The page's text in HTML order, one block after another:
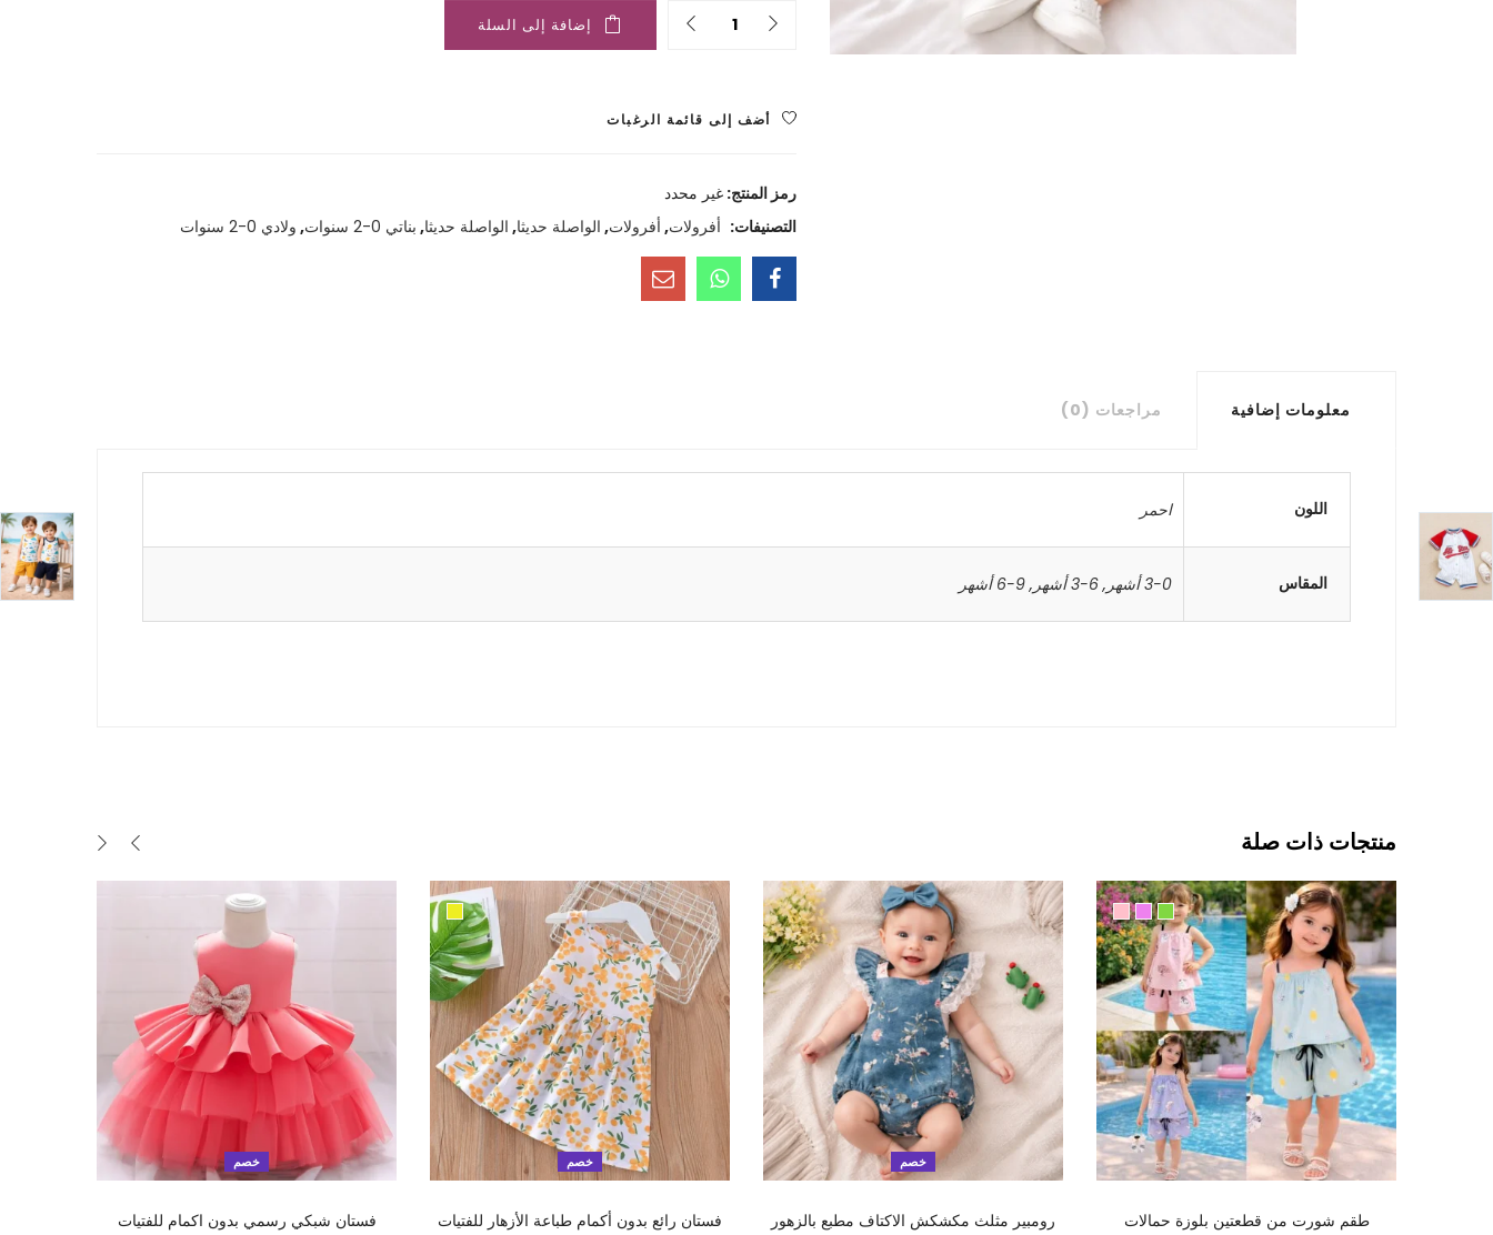
Quantity
إضافة إلى السلة
أضف إلى قائمة الرغبات
رمز المنتج: غير محدد
التصنيفات: أفرولات, أفرولات, الواصلة حديثا, الواصلة حديثا, بناتي 0-2 سنوات , ولادي 0-2 سنوات
معلومات إضافية مراجعات (0)
اللون احمر
المقاس 3-0 أشهر ,6-3 أشهر ,9-6 أشهر
منتجات ذات صلة
خصم
فستان شبكي رسمي بدون اكمام للفتيات
خصم
فستان رائع بدون أكمام طباعة الأزهار للفتيات
تحديد أحد الخيارات
خصم
رومبير مثلث مكشكش الاكتاف مطبع بالزهور
طقم شورت من قطعتين بلوزة حمالات